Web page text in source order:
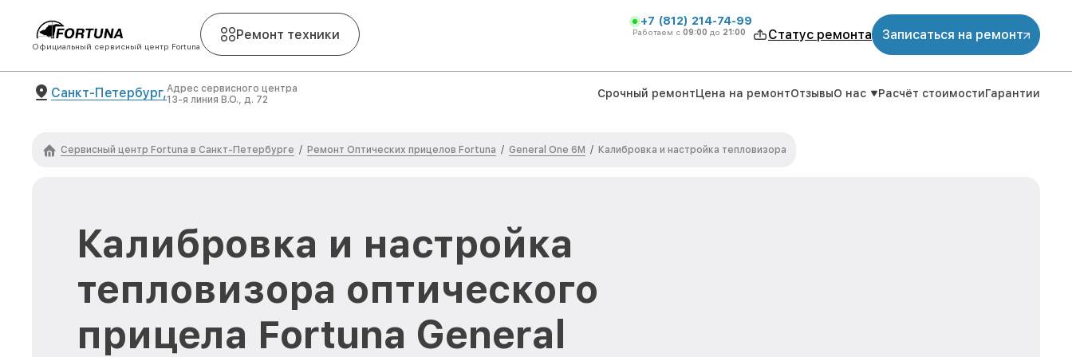
Официальный сервисный центр Fortuna
Ремонт техники
+7 (812) 214-74-99
Работаем с 09:00 до 21:00 Статус ремонта Записаться на ремонт
Санкт-Петербург,Адрес сервисного центра
13-я линия В.О., д. 72
Срочный ремонтЦена на ремонтОтзывыО нас Расчёт стоимостиГарантии
Сервисный центр Fortuna в Санкт-Петербурге / Ремонт Оптических прицелов Fortuna / General One 6M / Калибровка и настройка тепловизора
Калибровка и настройка
тепловизора оптического
прицела Fortuna General